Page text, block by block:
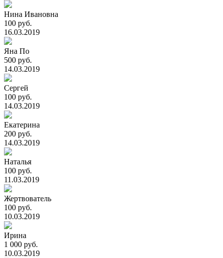
Нина Ивановна
100 руб.
16.03.2019
Яна По
500 руб.
14.03.2019
Сергей
100 руб.
14.03.2019
Екатерина
200 руб.
14.03.2019
Наталья
100 руб.
11.03.2019
Жертвователь
100 руб.
10.03.2019
Ирина
1 000 руб.
10.03.2019